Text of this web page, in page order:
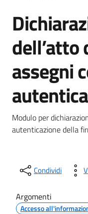
assegni
Dettagli del
Modulo per
autenticazione della
Condividi
Argomenti
Accesso